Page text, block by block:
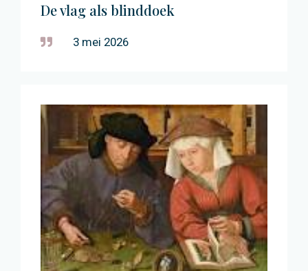
De vlag als blinddoek
3 mei 2026